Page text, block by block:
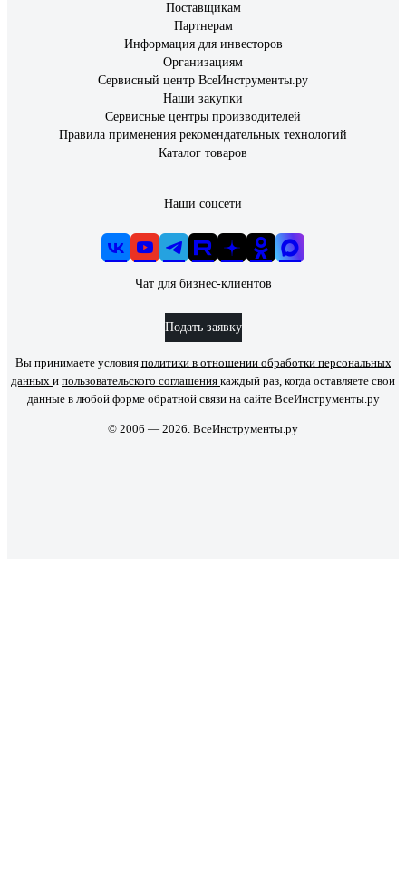
Поставщикам
Партнерам
Информация для инвесторов
Организациям
Сервисный центр ВсеИнструменты.ру
Наши закупки
Сервисные центры производителей
Правила применения рекомендательных технологий
Каталог товаров
Наши соцсети
Чат для бизнес-клиентов
Подать заявку
Вы принимаете условия политики в отношении обработки персональных
данных и пользовательского соглашения каждый раз, когда оставляете свои
данные в любой форме обратной связи на сайте ВсеИнструменты.ру
© 2006 — 2026. ВсеИнструменты.ру